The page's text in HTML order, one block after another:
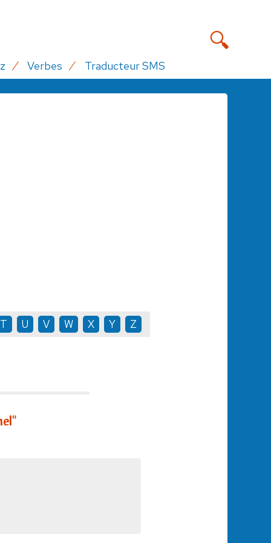
Verbes Traducteur SMS
T U V W X Y Z